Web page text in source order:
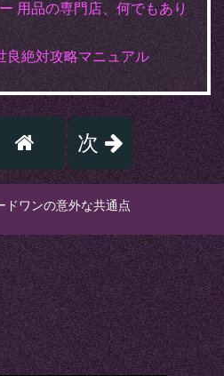
用品の専門店、何でもあり
良絶対攻略マニュアル
次
ドワンの意外な共通点